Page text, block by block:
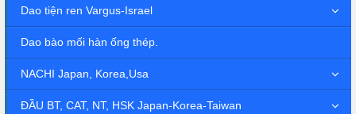
Dao tiện ren Vargus-Israel
Dao bào mối hàn ống thép.
NACHI Japan, Korea,Usa
ĐẦU BT, CAT, NT, HSK Japan-Korea-Taiwan